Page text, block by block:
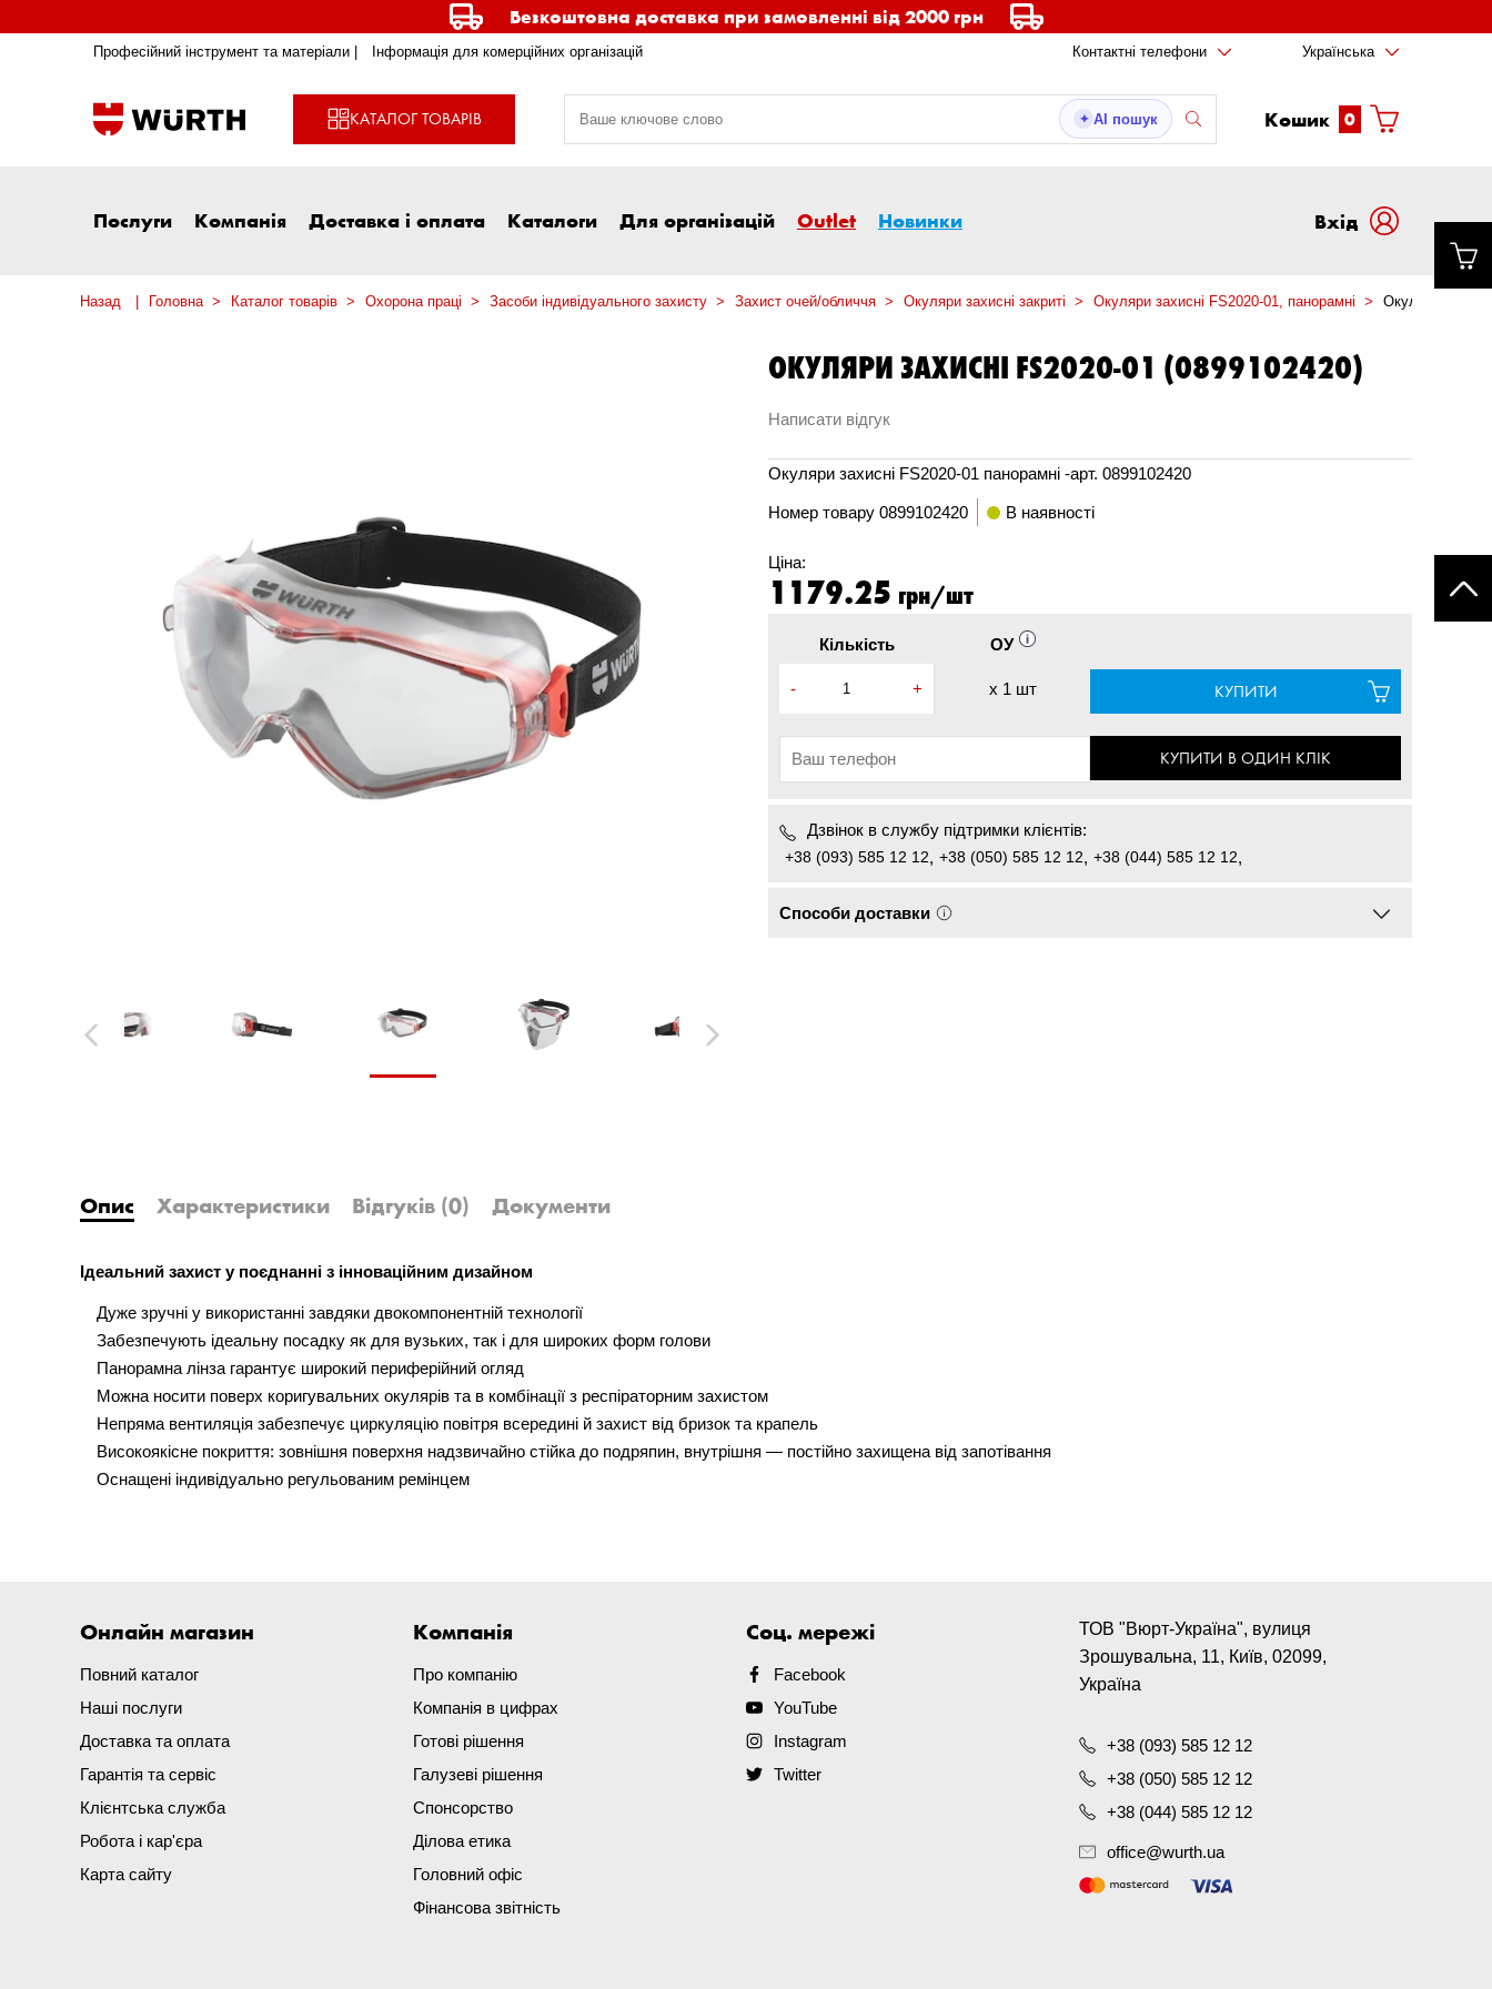
Безкоштовна доставка при замовленні від 2000 грн
Професійний інструмент та матеріали | Інформація для комерційних організацій Контактні телефони Українська
КАТАЛОГ ТОВАРІВ ✦ AI пошук Кошик 0
Послуги Компанія Доставка і оплата Каталоги Для організацій Outlet Новинки Вxід
Назад Головна Каталог товарів Охорона праці Засоби індивідуального захисту Захист очей/обличчя Окуляри захисні закриті Окуляри захисні FS2020-01, панорамні Окуляри
Previous Next
ОКУЛЯРИ ЗАХИСНІ FS2020-01 (0899102420)
Написати відгук
Окуляри захисні FS2020-01 панорамні -арт. 0899102420
Номер товару 0899102420 В наявності
Ціна:
1179.25 грн/шт
Кількість
- +
ОУ
x 1 шт КУПИТИ
КУПИТИ В ОДИН КЛІК
Дзвінок в службу підтримки клієнтів:
+38 (093) 585 12 12, +38 (050) 585 12 12, +38 (044) 585 12 12,
Способи доставки
Опис Характеристики Відгуків (0) Документи
Ідеальний захист у поєднанні з інноваційним дизайном
Дуже зручні у використанні завдяки двокомпонентній технології
Забезпечують ідеальну посадку як для вузьких, так і для широких форм голови
Панорамна лінза гарантує широкий периферійний огляд
Можна носити поверх коригувальних окулярів та в комбінації з респіраторним захистом
Непряма вентиляція забезпечує циркуляцію повітря всередині й захист від бризок та крапель
Високоякісне покриття: зовнішня поверхня надзвичайно стійка до подряпин, внутрішня — постійно захищена від запотівання
Оснащені індивідуально регульованим ремінцем
Онлайн магазин
Повний каталог
Наші послуги
Доставка та оплата
Гарантія та сервіс
Клієнтська служба
Робота і кар'єра
Карта сайту
Компанія
Про компанію
Компанія в цифрах
Готові рішення
Галузеві рішення
Спонсорство
Ділова етика
Головний офіс
Фінансова звітність
Соц. мережі
Facebook
YouTube
Instagram
Twitter
ТОВ "Вюрт-Україна", вулиця
Зрошувальна, 11, Київ, 02099,
Україна
+38 (093) 585 12 12
+38 (050) 585 12 12
+38 (044) 585 12 12
office@wurth.ua